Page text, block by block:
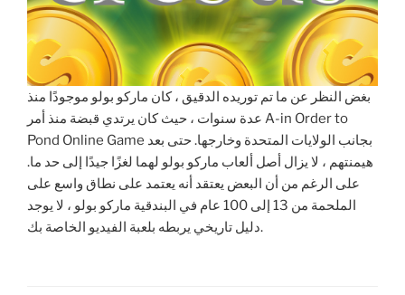
بغض النظر عن ما تم توريده الدقيق ، كان ماركو بولو موجودًا منذ
عدة سنوات ، حيث كان يرتدي قبضة منذ أمر A-in Order to
Pond Online Game بجانب الولايات المتحدة وخارجها. حتى بعد
هيمنتهم ، لا يزال أصل ألعاب ماركو بولو لهما لغزًا جيدًا إلى حد ما.
على الرغم من أن البعض يعتقد أنه يعتمد على نطاق واسع على
الملحمة من 13 إلى 100 عام في البندقية ماركو بولو ، لا يوجد
دليل تاريخي يربطه بلعبة الفيديو الخاصة بك.